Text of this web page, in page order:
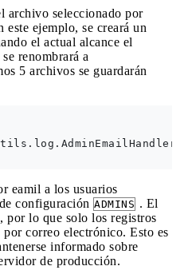
archivo seleccionado por
este ejemplo, se creará un
el actual alcance el
renombrará a
5 archivos se guardarán
eamil a los usuarios
configuración ADMINS . El
, por lo que solo los registros
por correo electrónico. Esto es
informado sobre
de producción.